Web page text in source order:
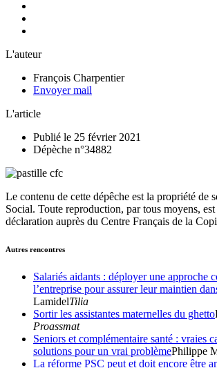
L'auteur
François Charpentier
Envoyer mail
L'article
Publié le 25 février 2021
Dépèche n°34882
Le contenu de cette dépêche est la propriété de
Social. Toute reproduction, par tous moyens,
déclaration auprès du Centre Français de la
Autres rencontres
Salariés aidants : déployer une approche
l’entreprise pour assurer leur maintien
LamidelTilia
Sortir les assistantes maternelles du ghetto
Proassmat
Seniors et complémentaire santé : vraies
solutions pour un vrai problèmePhilippe
La réforme PSC peut et doit encore être